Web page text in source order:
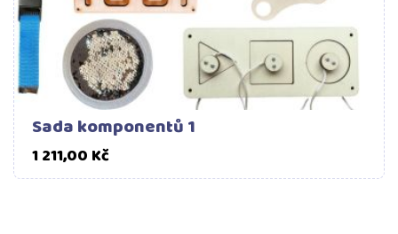
Sada komponentů 1
1 211,00 KčCena